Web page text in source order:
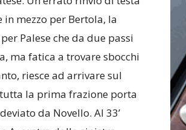
mezzo per Bertola, la
Palese che da due passi
ma fatica a trovare sbocchi
riesce ad arrivare sul
la prima frazione porta
da Novello. Al 33’